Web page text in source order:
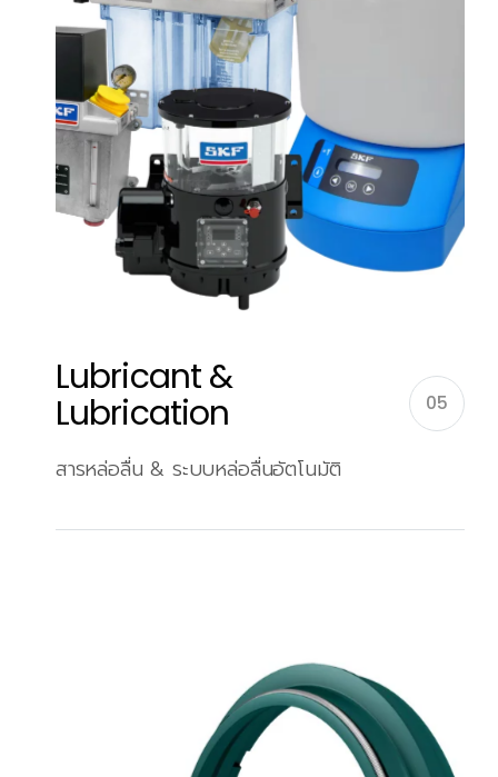
Lubricant &
Lubrication 05
สารหล่อลื่น & ระบบหล่อลื่นอัตโนมัติ